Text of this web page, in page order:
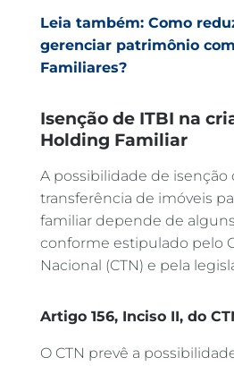
Leia também: Como
gerenciar patrimônio
Familiares?
Isenção de ITBI na
Holding Familiar
A possibilidade de isenção
transferência de imóveis
familiar depende de
conforme estipulado pelo
Nacional (CTN) e pela
Artigo 156, Inciso II, do
O CTN prevê a